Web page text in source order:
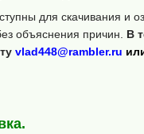
для скачивания и
объяснения причин. В
vlad448@rambler.ru